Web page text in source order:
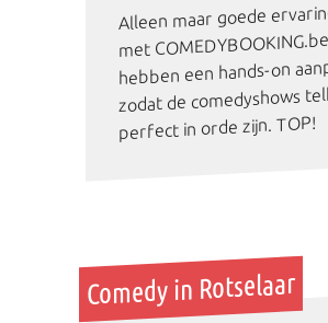
Alleen maar goede
met
hebben een hands-on
zodat de comedyshows
perfect in orde zijn. TOP!
Comedy in Rotselaar